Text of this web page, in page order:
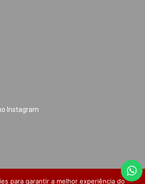
Instagram
para garantir a melhor experiência do